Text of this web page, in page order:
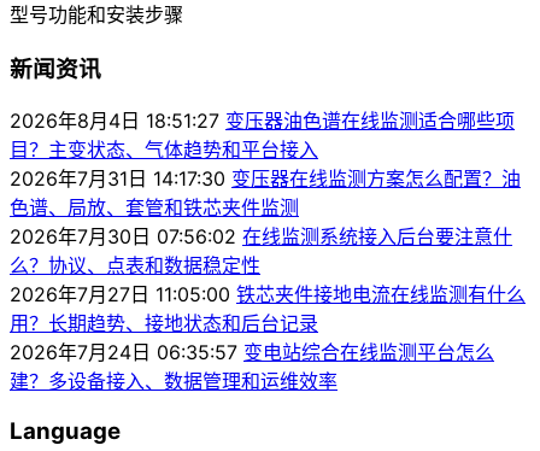
型号功能和安装步骤
新闻资讯
2026年8月4日 18:51:27 变压器油色谱在线监测适合哪些项
目？主变状态、气体趋势和平台接入
2026年7月31日 14:17:30 变压器在线监测方案怎么配置？油
色谱、局放、套管和铁芯夹件监测
2026年7月30日 07:56:02 在线监测系统接入后台要注意什
么？协议、点表和数据稳定性
2026年7月27日 11:05:00 铁芯夹件接地电流在线监测有什么
用？长期趋势、接地状态和后台记录
2026年7月24日 06:35:57 变电站综合在线监测平台怎么
建？多设备接入、数据管理和运维效率
Language